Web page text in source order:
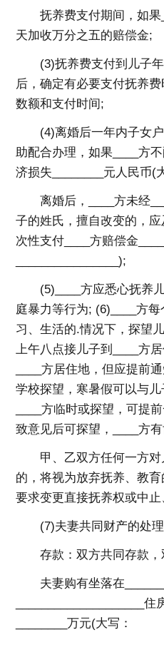
抚养费支付期间，如果
天加收万分之五的赔偿金;
(3)抚养费支付到儿子年
后，确定有必要支付抚养
数额和支付时间;
(4)离婚后一年内子女户
助配合办理，如果____方
济损失________元人民币(
离婚后，____方未经
子的姓氏，擅自改变的，
次性支付____方赔偿金
________________);
(5)____方应悉心抚养儿
庭暴力等行为; (6)____方
习、生活的.情况下，探望
上午八点接儿子到____方
____方居住地，但应提前
学校探望，寒暑假可以与
____方临时或探望，可提
致意见后可探望，____方
甲、乙双方任何一方对
的，将视为放弃抚养、教
要求变更直接抚养权或中止
(7)夫妻共同财产的处理
存款：双方共同存款，
夫妻购有坐落在
____________________
________万元(大写：